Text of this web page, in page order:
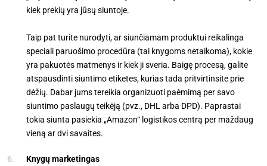
kiek prekių yra jūsų siuntoje.
Taip pat turite nurodyti, ar siunčiamam produktui reikalinga
speciali paruošimo procedūra (tai knygoms netaikoma), kokie
yra pakuotės matmenys ir kiek ji sveria. Baigę procesą, galite
atspausdinti siuntimo etiketes, kurias tada pritvirtinsite prie
dėžių. Dabar jums tereikia organizuoti paėmimą per savo
siuntimo paslaugų teikėją (pvz., DHL arba DPD). Paprastai
tokia siunta pasiekia „Amazon“ logistikos centrą per maždaug
vieną ar dvi savaites.
Knygų marketingas